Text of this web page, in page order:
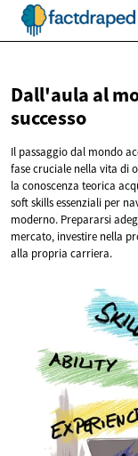
Dall'aula al
successo
Il passaggio dal mondo
fase cruciale nella vita di
la conoscenza teorica
soft skills essenziali per
moderno. Prepararsi
mercato, investire nella
alla propria carriera.